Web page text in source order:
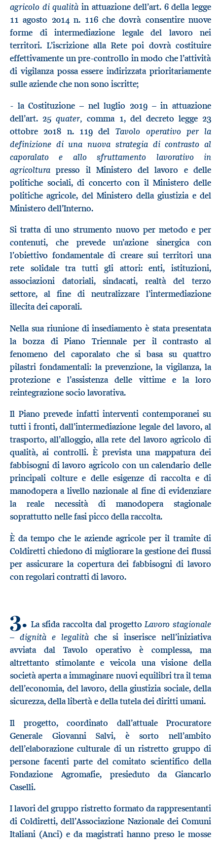
agricolo di qualità in attuazione dell’art. 6 della legge
11 agosto 2014 n. 116 che dovrà consentire nuove
forme di intermediazione legale del lavoro nei
territori. L’iscrizione alla Rete poi dovrà costituire
effettivamente un pre-controllo in modo che l’attività
di vigilanza possa essere indirizzata prioritariamente
sulle aziende che non sono iscritte;
- la Costituzione – nel luglio 2019 – in attuazione
dell’art. 25quater, comma 1, del decreto legge 23
ottobre 2018 n. 119 del Tavolo operativo per la
definizione di una nuova strategia di contrasto al
caporalato e allo sfruttamento lavorativo in
agricolturapresso il Ministero del lavoro e delle
politiche sociali, di concerto con il Ministero delle
politiche agricole, del Ministero della giustizia e del
Ministero dell’Interno.
Si tratta di uno strumento nuovo per metodo e per
contenuti, che prevede un’azione sinergica con
l’obiettivo fondamentale di creare sui territori una
rete solidale tra tutti gli attori: enti, istituzioni,
associazioni datoriali, sindacati, realtà del terzo
settore, al fine di neutralizzare l’intermediazione
illecita dei caporali.
Nella sua riunione di insediamento è stata presentata
la bozza di Piano Triennale per il contrasto al
fenomeno del caporalato che si basa su quattro
pilastri fondamentali: la prevenzione, la vigilanza, la
protezione e l’assistenza delle vittime e la loro
reintegrazione socio lavorativa.
Il Piano prevede infatti interventi contemporanei su
tutti i fronti, dall’intermediazione legale del lavoro, al
trasporto, all’alloggio, alla rete del lavoro agricolo di
qualità, ai controlli. È prevista una mappatura dei
fabbisogni di lavoro agricolo con un calendario delle
principali colture e delle esigenze di raccolta e di
manodopera a livello nazionale al fine di evidenziare
la reale necessità di manodopera stagionale
soprattutto nelle fasi picco della raccolta.
È da tempo che le aziende agricole per il tramite di
Coldiretti chiedono di migliorare la gestione dei flussi
per assicurare la copertura dei fabbisogni di lavoro
con regolari contratti di lavoro.
3. La sfida raccolta dal progettoLavoro stagionale
– dignità e legalità che si inserisce nell’iniziativa
avviata dal Tavolo operativo è complessa, ma
altrettanto stimolante e veicola una visione della
società aperta a immaginare nuovi equilibri tra il tema
dell’economia, del lavoro, della giustizia sociale, della
sicurezza, della libertà e della tutela dei diritti umani.
Il progetto, coordinato dall’attuale Procuratore
Generale Giovanni Salvi, è sorto nell’ambito
dell’elaborazione culturale di un ristretto gruppo di
persone facenti parte del comitato scientifico della
Fondazione Agromafie, presieduto da Giancarlo
Caselli.
I lavori del gruppo ristretto formato da rappresentanti
di Coldiretti, dell’Associazione Nazionale dei Comuni
Italiani (Anci) e da magistrati hanno preso le mosse